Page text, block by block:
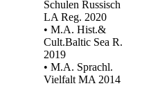
Schulen Russisch
LA Reg. 2020
• M.A. Hist.&
Cult.Baltic Sea R.
2019
• M.A. Sprachl.
Vielfalt MA 2014